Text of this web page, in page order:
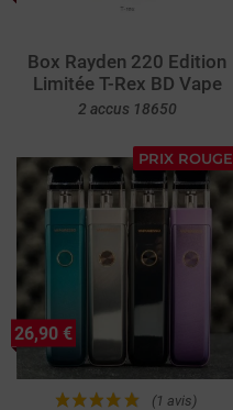
Box Rayden 220 Edition
Limitée T-Rex BD Vape
2 accus 18650
PRIX ROUGE
(1 avis)
26,90 €